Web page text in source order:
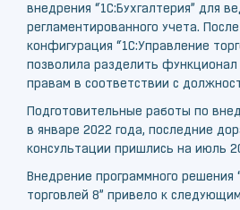
внедрения “1С:Бухгалтерия” для
регламентированного учета.
конфигурация “1С:Управление
позволила разделить
правам в соответствии с
Подготовительные работы по
в январе 2022 года, последние
консультации пришлись на июль
Внедрение программного решения
торговлей 8” привело к